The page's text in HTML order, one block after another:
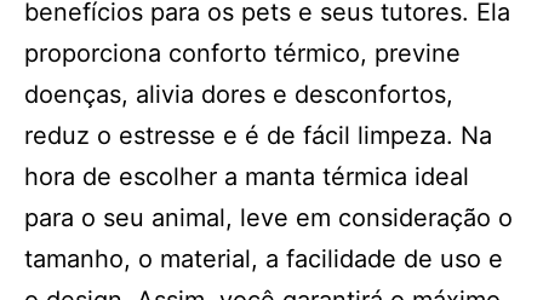
benefícios para os pets e seus tutores. Ela
proporciona conforto térmico, previne
doenças, alivia dores e desconfortos,
reduz o estresse e é de fácil limpeza. Na
hora de escolher a manta térmica ideal
para o seu animal, leve em consideração o
tamanho, o material, a facilidade de uso e